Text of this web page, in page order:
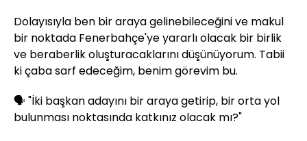
Dolayısıyla ben bir araya gelinebileceğini ve makul
bir noktada Fenerbahçe'ye yararlı olacak bir birlik
ve beraberlik oluşturacaklarını düşünüyorum. Tabii
ki çaba sarf edeceğim, benim görevim bu.
🗣️ "İki başkan adayını bir araya getirip, bir orta yol
bulunması noktasında katkınız olacak mı?"